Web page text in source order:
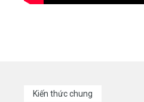
Kiến thức chung